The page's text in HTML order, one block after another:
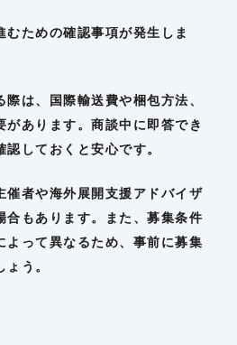
ための確認事項が発生しま
は、国際輸送費や梱包方法、
あります。商談中に即答でき
しておくと安心です。
催者や海外展開支援アドバイザ
合もあります。また、募集条件
よって異なるため、事前に募集
う。